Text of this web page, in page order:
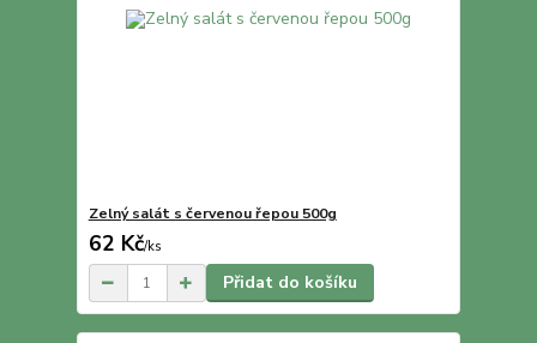
Zelný salát s červenou řepou 500g
62 Kč/ks
Přidat do košíku